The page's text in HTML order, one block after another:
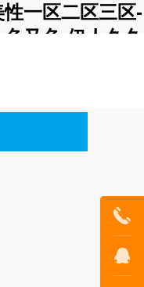
一区二区三区-
又色-伊人久久
400-188-